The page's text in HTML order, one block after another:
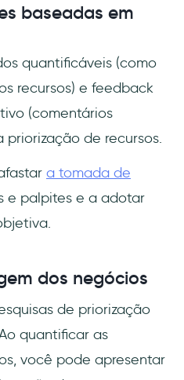
baseadas em
quantificáveis (como
recursos) e feedback
(comentários
de recursos.
a tomada de
e palpites e a adotar
dos negócios
de priorização
quantificar as
você pode apresentar